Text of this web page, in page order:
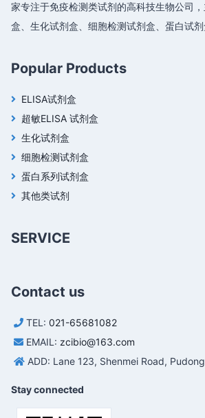
家专注于免疫检测类试剂的高科技生物公司
盒、生化试剂盒、细胞检测试剂盒、蛋白试剂
Popular Products
ELISA试剂盒
超敏ELISA 试剂盒
生化试剂盒
细胞检测试剂盒
蛋白系列试剂盒
其他类试剂
SERVICE
Contact us
TEL: 021-65681082
EMAIL: zcibio@163.com
ADD: Lane 123, Shenmei Road,
Stay connected